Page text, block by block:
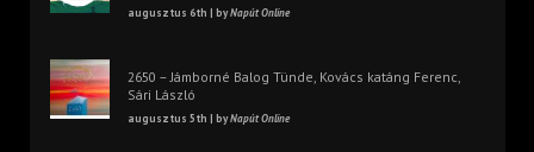
augusztus 6th | byNapút Online
2650 – Jámborné Balog Tünde, Kovács katáng Ferenc,
Sári László
augusztus 5th | byNapút Online